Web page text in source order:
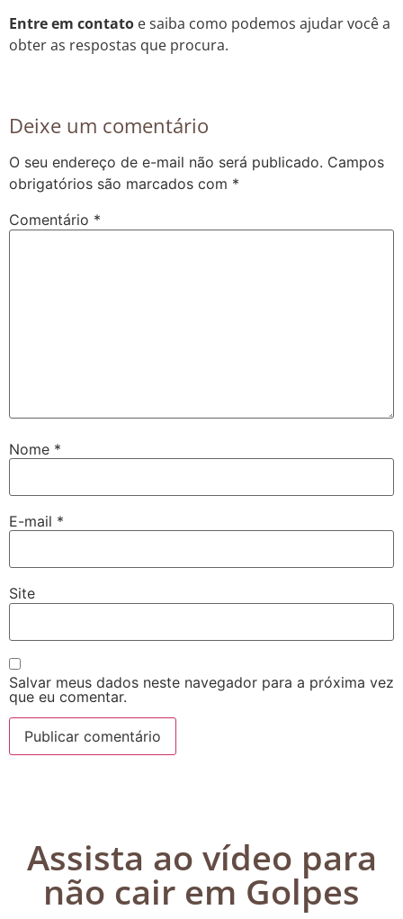
Entre em contato e saiba como podemos ajudar você a
obter as respostas que procura.
Deixe um comentário
O seu endereço de e-mail não será publicado. Campos
obrigatórios são marcados com *
Comentário *
Nome *
E-mail *
Site
Salvar meus dados neste navegador para a próxima vez
que eu comentar.
Assista ao vídeo para
não cair em Golpes